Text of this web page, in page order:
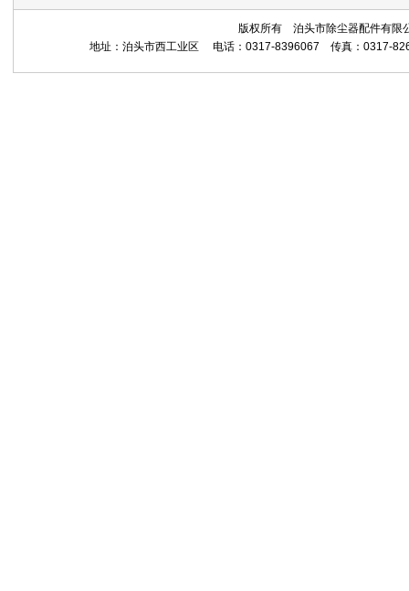
版权所有 泊头市除尘器配件有
地址：泊头市西工业区 电话：0317-8396067 传真：0317-